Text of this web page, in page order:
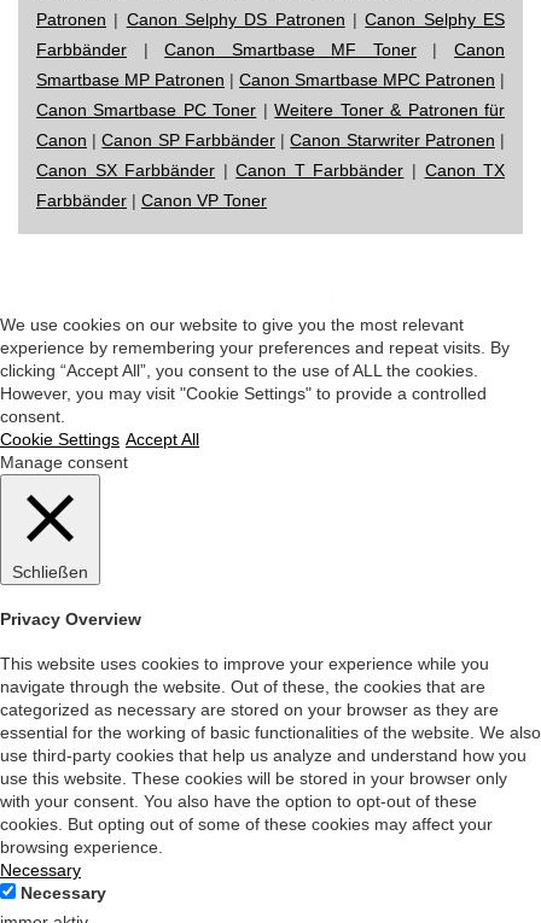
Patronen | Canon Selphy DS Patronen |Canon Selphy ES
Farbbänder |Canon Smartbase MF Toner|Canon
Smartbase MP Patronen | Canon Smartbase MPC Patronen |
Canon Smartbase PC Toner |Weitere Toner & Patronen für
Canon |Canon SP Farbbänder|Canon Starwriter Patronen |
Canon SX Farbbänder |Canon T Farbbänder | Canon TX
Farbbänder | Canon VP Toner
We use cookies on our website to give you the most relevant
experience by remembering your preferences and repeat visits. By
clicking “Accept All”, you consent to the use of ALL the cookies.
However, you may visit "Cookie Settings" to provide a controlled
consent.
Cookie Settings Accept All
Manage consent
Schließen
Privacy Overview
This website uses cookies to improve your experience while you
navigate through the website. Out of these, the cookies that are
categorized as necessary are stored on your browser as they are
essential for the working of basic functionalities of the website. We also
use third-party cookies that help us analyze and understand how you
use this website. These cookies will be stored in your browser only
with your consent. You also have the option to opt-out of these
cookies. But opting out of some of these cookies may affect your
browsing experience.
Necessary
Necessary